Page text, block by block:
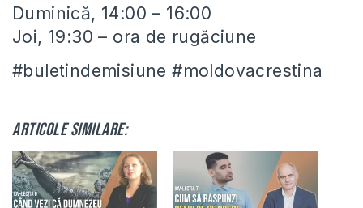
Duminică, 14:00 – 16:00
Joi, 19:30 – ora de rugăciune
#buletindemisiune #moldovacrestina
Articole similare: